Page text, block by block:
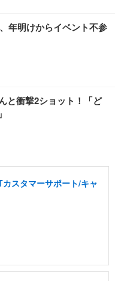
年明けからイベント不参
と衝撃2ショット！「ど
カスタマーサポート/キャ